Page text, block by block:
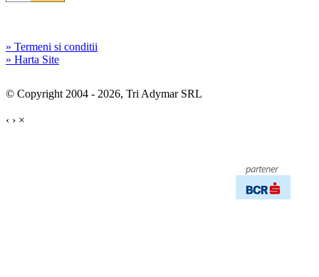
» Termeni si conditii
» Harta Site
© Copyright 2004 - 2026, Tri Adymar SRL
‹ › ×